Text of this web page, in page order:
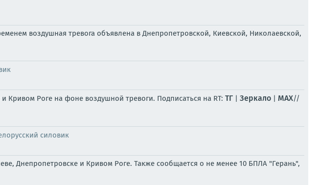
воздушная тревога объявлена в Днепропетровской, Киевской, Николаевской,
Роге на фоне воздушной тревоги. Подписаться на RT: ТГ | Зеркало | MAX//
силовик
Днепропетровске и Кривом Роге. Также сообщается о не менее 10 БПЛА "Герань",